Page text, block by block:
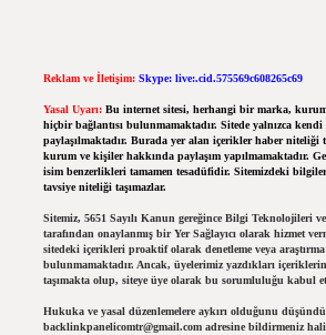
Reklam ve İletişim: Skype: live:.cid.575569c608265c69
Yasal Uyarı: Bu internet sitesi, herhangi bir marka,
hiçbir bağlantısı bulunmamaktadır. Sitede yalnızca kendi
paylaşılmaktadır. Burada yer alan içerikler haber niteliği
kurum ve kişiler hakkında paylaşım yapılmamaktadır.
isim benzerlikleri tamamen tesadüfidir. Sitemizdeki
tavsiye niteliği taşımazlar.
Sitemiz, 5651 Sayılı Kanun gereğince Bilgi Teknolojileri
tarafından onaylanmış bir Yer Sağlayıcı olarak hizmet
sitedeki içerikleri proaktif olarak denetleme veya
bulunmamaktadır. Ancak, üyelerimiz yazdıkları
taşımakta olup, siteye üye olarak bu sorumluluğu kabul
Hukuka ve yasal düzenlemelere aykırı olduğunu
backlinkpanelicomtr@gmail.comadresine bildirmeniz